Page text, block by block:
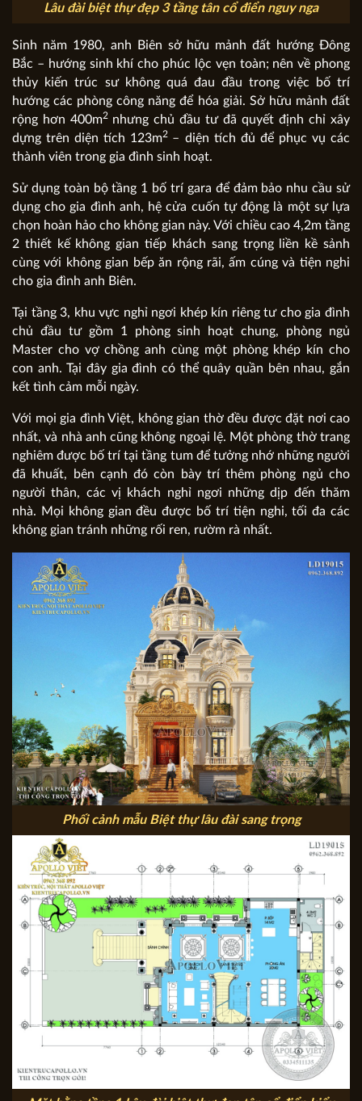
Lâu đài biệt thự đẹp 3 tầng tân cổ điển nguy nga
Sinh năm 1980, anh Biên sở hữu mảnh đất hướng Đông
Bắc – hướng sinh khí cho phúc lộc vẹn toàn; nên về phong
thủy kiến trúc sư không quá đau đầu trong việc bố trí
hướng các phòng công năng để hóa giải. Sở hữu mảnh đất
rộng hơn 400m2 nhưng chủ đầu tư đã quyết định chỉ xây
dựng trên diện tích 123m2 – diện tích đủ để phục vụ các
thành viên trong gia đình sinh hoạt.
Sử dụng toàn bộ tầng 1 bố trí gara để đảm bảo nhu cầu sử
dụng cho gia đình anh, hệ cửa cuốn tự động là một sự lựa
chọn hoàn hảo cho không gian này. Với chiều cao 4,2m tầng
2 thiết kế không gian tiếp khách sang trọng liền kề sảnh
cùng với không gian bếp ăn rộng rãi, ấm cúng và tiện nghi
cho gia đình anh Biên.
Tại tầng 3, khu vực nghỉ ngơi khép kín riêng tư cho gia đình
chủ đầu tư gồm 1 phòng sinh hoạt chung, phòng ngủ
Master cho vợ chồng anh cùng một phòng khép kín cho
con anh. Tại đây gia đình có thể quây quần bên nhau, gắn
kết tình cảm mỗi ngày.
Với mọi gia đình Việt, không gian thờ đều được đặt nơi cao
nhất, và nhà anh cũng không ngoại lệ. Một phòng thờ trang
nghiêm được bố trí tại tầng tum để tưởng nhớ những người
đã khuất, bên cạnh đó còn bày trí thêm phòng ngủ cho
người thân, các vị khách nghỉ ngơi những dịp đến thăm
nhà. Mọi không gian đều được bố trí tiện nghi, tối đa các
không gian tránh những rối ren, rườm rà nhất.
Phối cảnh mẫu Biệt thự lâu đài sang trọng